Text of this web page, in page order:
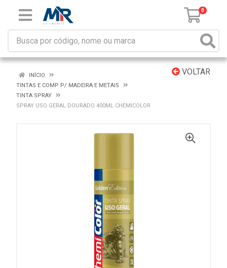
0
VOLTAR
INÍCIO
TINTAS E COMP P/ MADEIRA E METAIS
TINTA SPRAY
SPRAY USO GERAL DOURADO 400ML CHEMICOLOR